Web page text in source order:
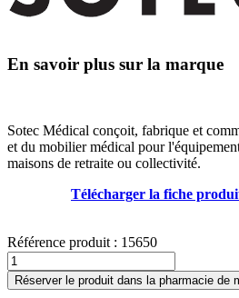
En savoir plus sur la marque
Sotec Médical conçoit, fabrique et
et du mobilier médical pour
maisons de retraite ou collectivité.
Télécharger la fiche
Référence produit : 15650
Réserver le produit dans la pharmacie de